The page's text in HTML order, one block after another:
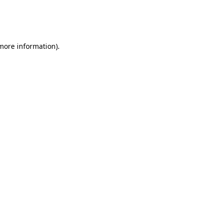
information).